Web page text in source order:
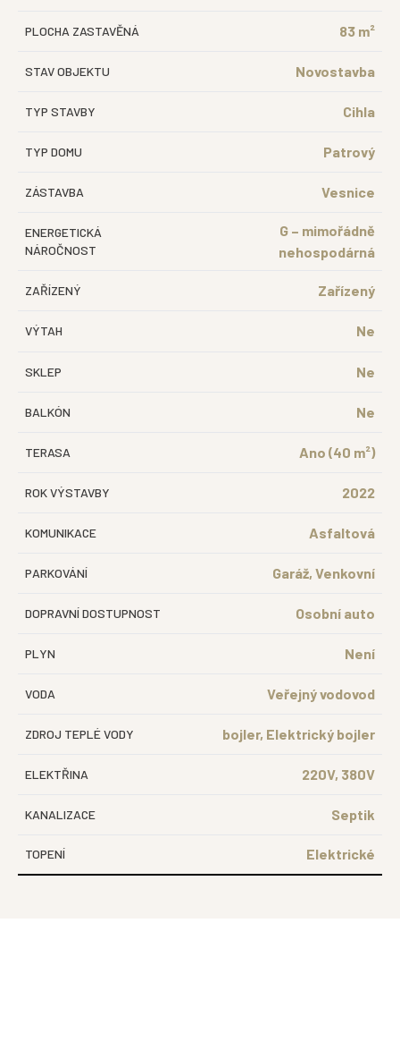
PLOCHA ZASTAVĚNÁ 83 m²
STAV OBJEKTU Novostavba
TYP STAVBY Cihla
TYP DOMU Patrový
ZÁSTAVBA Vesnice
ENERGETICKÁ
NÁROČNOST
G – mimořádně
nehospodárná
ZAŘÍZENÝ Zařízený
VÝTAH Ne
SKLEP Ne
BALKÓN Ne
TERASA Ano (40 m²)
ROK VÝSTAVBY 2022
KOMUNIKACE Asfaltová
PARKOVÁNÍ Garáž, Venkovní
DOPRAVNÍ DOSTUPNOST Osobní auto
PLYN Není
VODA Veřejný vodovod
ZDROJ TEPLÉ VODY bojler, Elektrický bojler
ELEKTŘINA 220V, 380V
KANALIZACE Septik
TOPENÍ Elektrické